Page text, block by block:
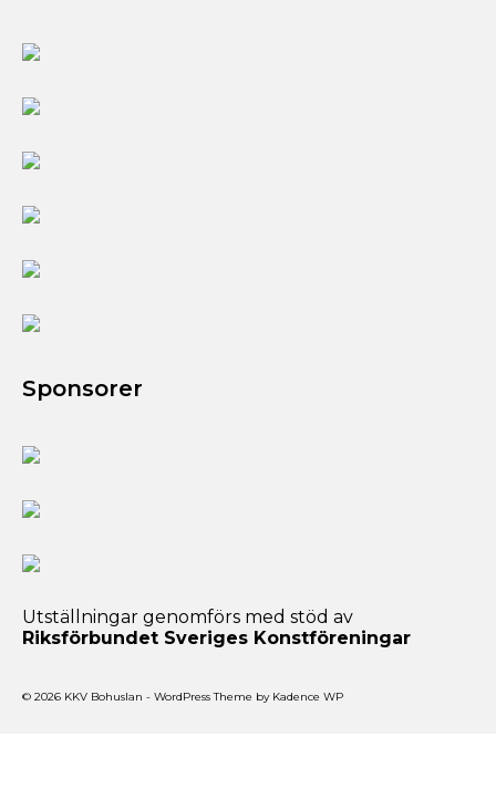
Sponsorer
Utställningar genomförs med stöd av
Riksförbundet Sveriges Konstföreningar
© 2026 KKV Bohuslan - WordPress Theme by Kadence WP